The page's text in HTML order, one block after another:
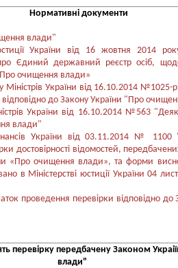
Нормативні документи
влади"
України від 16 жовтня 2014
Єдиний державний реєстр осіб,
очищення влади»
Міністрів України від 16.10.2014
відповідно до Закону України "Про
України від 16.10.2014 №563
влади"
України від 03.11.2014 № 1100
достовірності відомостей,
«Про очищення влади», та форми
в Міністерстві юстиції України 04
проведення перевірки відповідно до
перевірку передбачену Законом
влади"